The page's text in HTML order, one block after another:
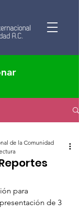
de la Comunidad
para
de 3